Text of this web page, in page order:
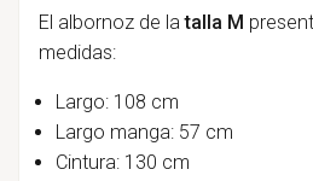
El albornoz de latalla M
medidas:
Largo: 108 cm
Largo manga: 57 cm
Cintura: 130 cm